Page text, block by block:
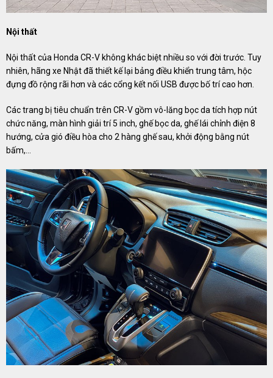
Nội thất
Nội thất của Honda CR-V không khác biệt nhiều so với đời trước. Tuy
nhiên, hãng xe Nhật đã thiết kế lại bảng điều khiển trung tâm, hộc
đựng đồ rộng rãi hơn và các cổng kết nối USB được bố trí cao hơn.
Các trang bị tiêu chuẩn trên CR-V gồm vô-lăng bọc da tích hợp nút
chức năng, màn hình giải trí 5 inch, ghế bọc da, ghế lái chỉnh điện 8
hướng, cửa gió điều hòa cho 2 hàng ghế sau, khởi động bằng nút
bấm,…